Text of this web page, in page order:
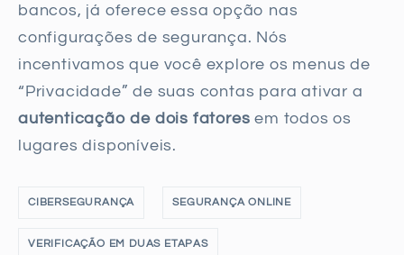
bancos, já oferece essa opção nas
configurações de segurança. Nós
incentivamos que você explore os menus de
“Privacidade” de suas contas para ativar a
autenticação de dois fatores em todos os
lugares disponíveis.
CIBERSEGURANÇA SEGURANÇA ONLINE
VERIFICAÇÃO EM DUAS ETAPAS